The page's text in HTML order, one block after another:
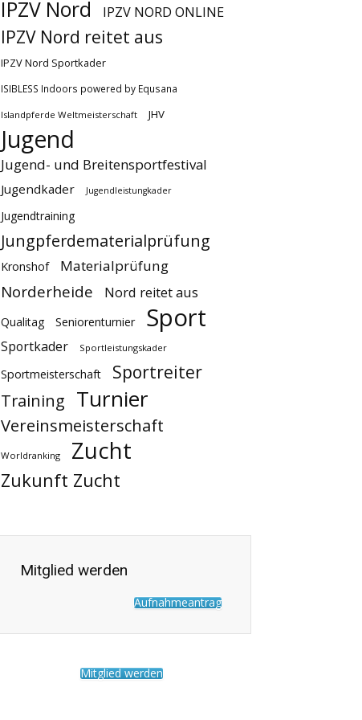
IPZV Nord IPZV NORD ONLINE
IPZV Nord reitet aus
IPZV Nord Sportkader
ISIBLESS Indoors powered by Equsana
Islandpferde Weltmeisterschaft JHV
Jugend
Jugend- und Breitensportfestival
Jugendkader Jugendleistungkader
Jugendtraining
Jungpferdematerialprüfung
Kronshof Materialprüfung
Norderheide Nord reitet aus
Qualitag Seniorenturnier Sport
Sportkader Sportleistungskader
Sportmeisterschaft Sportreiter
Training Turnier
Vereinsmeisterschaft
Worldranking Zucht
Zukunft Zucht
Mitglied werden
Aufnahmeantrag
Mitglied werden